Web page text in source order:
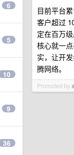
目前平台
客户超过
定在百万
核心就一
实，让开
腾网络。
Promoted by
6
5
10
9
36